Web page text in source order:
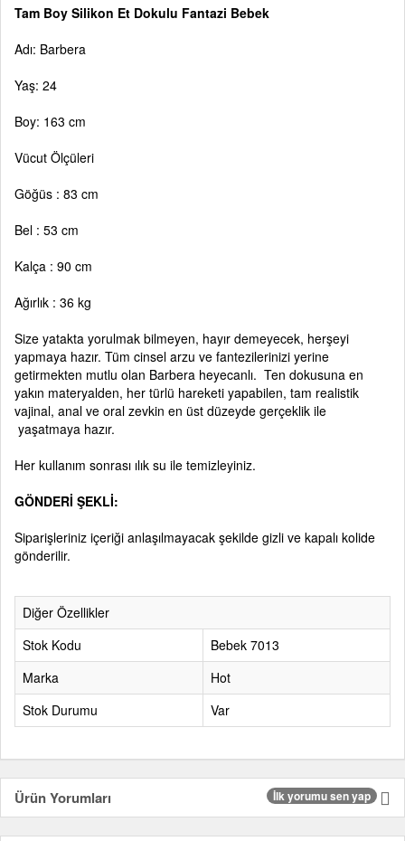
Tam Boy Silikon Et Dokulu Fantazi Bebek
Adı: Barbera
Yaş: 24
Boy: 163 cm
Vücut Ölçüleri
Göğüs : 83 cm
Bel : 53 cm
Kalça : 90 cm
Ağırlık : 36 kg
Size yatakta yorulmak bilmeyen, hayır demeyecek, herşeyi
yapmaya hazır. Tüm cinsel arzu ve fantezilerinizi yerine
getirmekten mutlu olan Barbera heyecanlı. Ten dokusuna en
yakın materyalden, her türlü hareketi yapabilen, tam realistik
vajinal, anal ve oral zevkin en üst düzeyde gerçeklik ile
yaşatmaya hazır.
Her kullanım sonrası ılık su ile temizleyiniz.
GÖNDERİ ŞEKLİ:
Siparişleriniz içeriği anlaşılmayacak şekilde gizli ve kapalı kolide
gönderilir.
Diğer Özellikler
Stok Kodu
Bebek 7013
Marka
Hot
Stok Durumu
Var
Ürün Yorumları İlk yorumu sen yap